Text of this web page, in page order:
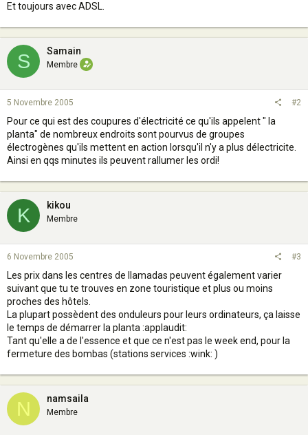
Et toujours avec ADSL.
S Samain
Membre
5 Novembre 2005 #2
Pour ce qui est des coupures d'électricité ce qu'ils appelent " la
planta" de nombreux endroits sont pourvus de groupes
électrogènes qu'ils mettent en action lorsqu'il n'y a plus délectricite.
Ainsi en qqs minutes ils peuvent rallumer les ordi!
K kikou
Membre
6 Novembre 2005 #3
Les prix dans les centres de llamadas peuvent également varier
suivant que tu te trouves en zone touristique et plus ou moins
proches des hôtels.
La plupart possèdent des onduleurs pour leurs ordinateurs, ça laisse
le temps de démarrer la planta :applaudit:
Tant qu'elle a de l'essence et que ce n'est pas le week end, pour la
fermeture des bombas (stations services :wink: )
N namsaila
Membre